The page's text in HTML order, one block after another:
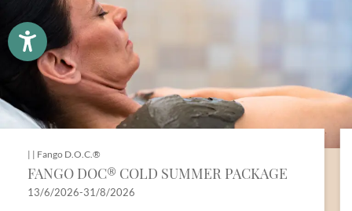
| | Fango D.O.C.®
FANGO DOC® COLD SUMMER PACKAGE
13/6/2026-31/8/2026
Prénom
E-mail*
*champs obligatoires